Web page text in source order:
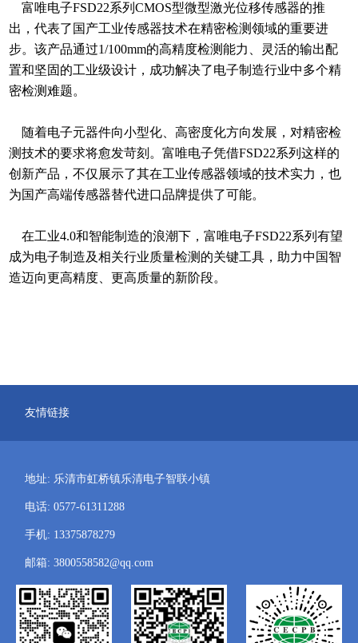
富唯电子FSD22系列CMOS型微型激光位移传感器的推
出，代表了国产工业传感器技术在精密检测领域的重要进
步。该产品通过1/100mm的高精度检测能力、灵活的输出配
置和坚固的工业级设计，成功解决了电子制造行业中多个精
密检测难题。
随着电子元器件向小型化、高密度化方向发展，对精密检
测技术的要求将愈发苛刻。富唯电子凭借FSD22系列这样的
创新产品，不仅展示了其在工业传感器领域的技术实力，也
为国产高端传感器替代进口品牌提供了可能。
在工业4.0和智能制造的浪潮下，富唯电子FSD22系列有望
成为电子制造及相关行业质量检测的关键工具，助力中国智
造迈向更高精度、更高质量的新阶段。
友情链接
地址: 乐清市虹桥镇乐清电子智联小镇
电话: 0577-61311288
手机: 13375878279
邮箱: 3800558582@qq.com